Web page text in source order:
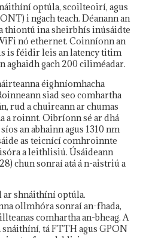
optúla, scoilteoirí, agus
i ngach teach. Déanann an
thiontú ina sheirbhís inúsáidte
nó ethernet. Coinníonn an
is féidir leis an latency titim
aghaidh gach 200 ciliméadar.
éighníomhacha
siad seo comhartha
rud a chuireann ar chumas
a roinnt. Oibríonn sé ar dhá
an abhainn agus 1310 nm
as teicnící comhroinnte
a leithlisiú. Úsáideann
chun sonraí atá á n-aistriú a
ar shnáithíní optúla.
ollmhóra sonraí an-fhada,
comhartha an-bheag. A
tá FTTH agus GPON